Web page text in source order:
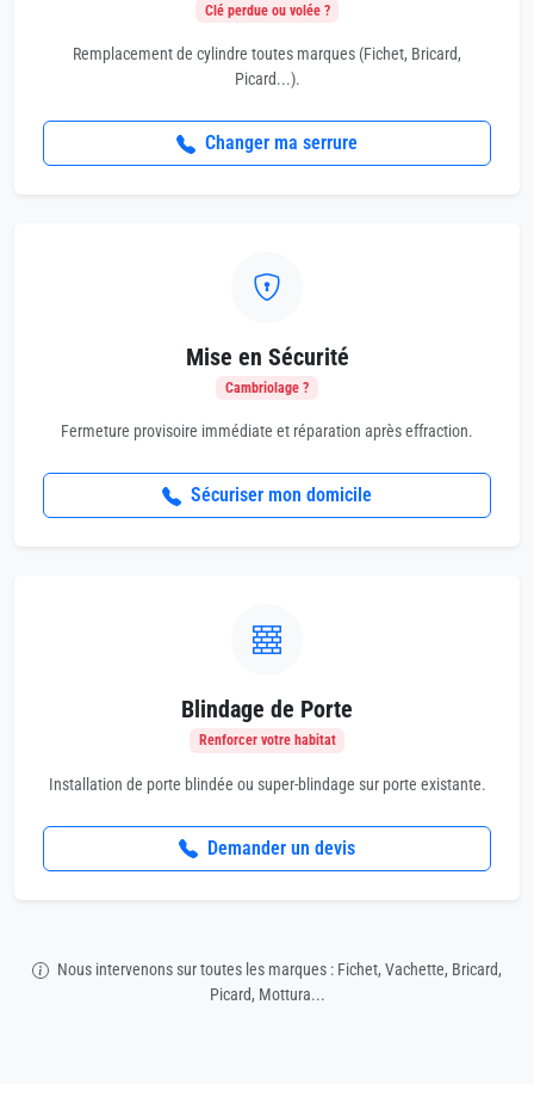
Clé perdue ou volée ?
Remplacement de cylindre toutes marques (Fichet, Bricard,
Picard...).
Changer ma serrure
Mise en Sécurité
Cambriolage ?
Fermeture provisoire immédiate et réparation après effraction.
Sécuriser mon domicile
Blindage de Porte
Renforcer votre habitat
Installation de porte blindée ou super-blindage sur porte existante.
Demander un devis
Nous intervenons sur toutes les marques : Fichet, Vachette, Bricard,
Picard, Mottura...